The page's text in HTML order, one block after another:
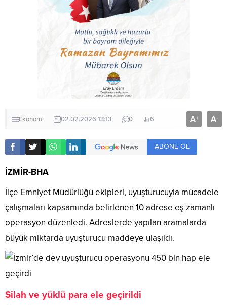
Ekonomi 02.02.2026 13:13 0 6 A+ A-
ABONE OL
İZMİR-BHA
İlçe Emniyet Müdürlüğü ekipleri, uyuşturucuyla mücadele
çalışmaları kapsamında belirlenen 10 adrese eş zamanlı
operasyon düzenledi. Adreslerde yapılan aramalarda
büyük miktarda uyuşturucu maddeye ulaşıldı.
Silah ve yüklü para ele geçirildi